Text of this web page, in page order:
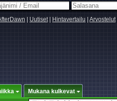
Uutiset| Hintavertailu Arvostelut|
Mukana kulkevat